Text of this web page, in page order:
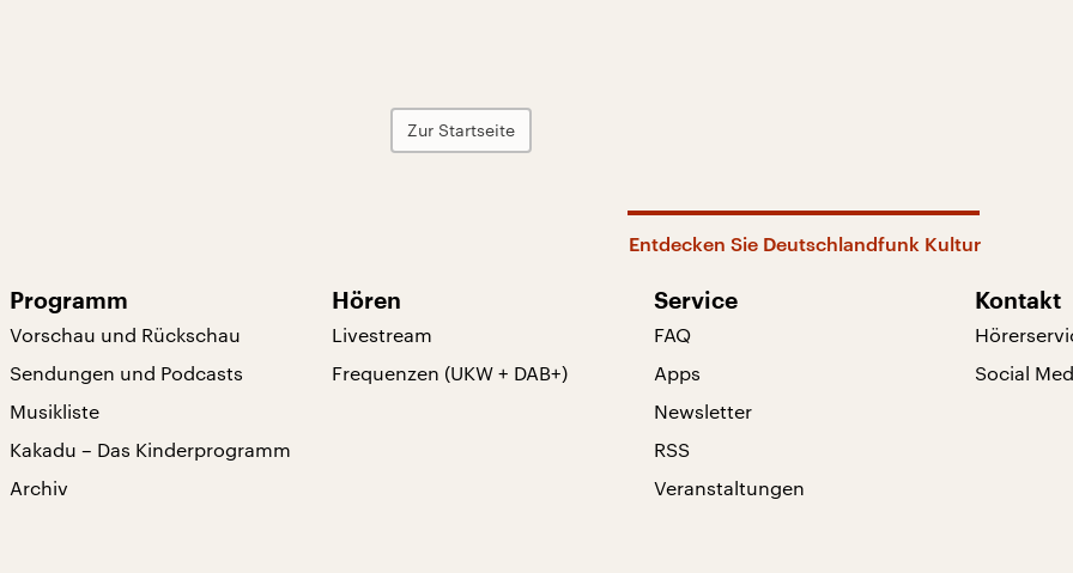
Zur Startseite
Entdecken Sie Deutschlandfunk Kultur
Programm
Vorschau und Rückschau
Sendungen und Podcasts
Musikliste
Kakadu – Das Kinderprogramm
Archiv
Hören
Livestream
Frequenzen (UKW + DAB+)
Service
FAQ
Apps
Newsletter
RSS
Veranstaltungen
Kontakt
Social